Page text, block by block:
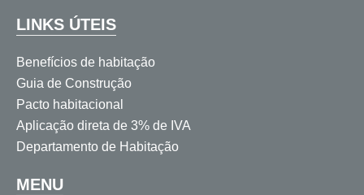
LINKS ÚTEIS
Benefícios de habitação
Guia de Construção
Pacto habitacional
Aplicação direta de 3% de IVA
Departamento de Habitação
MENU